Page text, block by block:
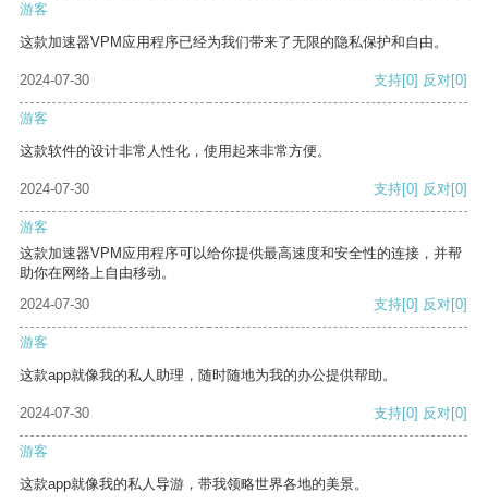
游客
这款加速器VPM应用程序已经为我们带来了无限的隐私保护和自由。
2024-07-30 支持[0] 反对[0]
游客
这款软件的设计非常人性化，使用起来非常方便。
2024-07-30 支持[0] 反对[0]
游客
这款加速器VPM应用程序可以给你提供最高速度和安全性的连接，并帮
助你在网络上自由移动。
2024-07-30
支持[0] 反对[0]
游客
这款app就像我的私人助理，随时随地为我的办公提供帮助。
2024-07-30 支持[0] 反对[0]
游客
这款app就像我的私人导游，带我领略世界各地的美景。